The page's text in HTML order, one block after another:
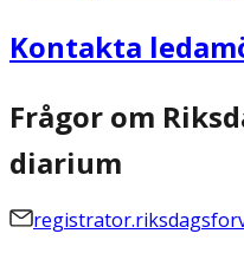
Kontakta
Frågor om
diarium